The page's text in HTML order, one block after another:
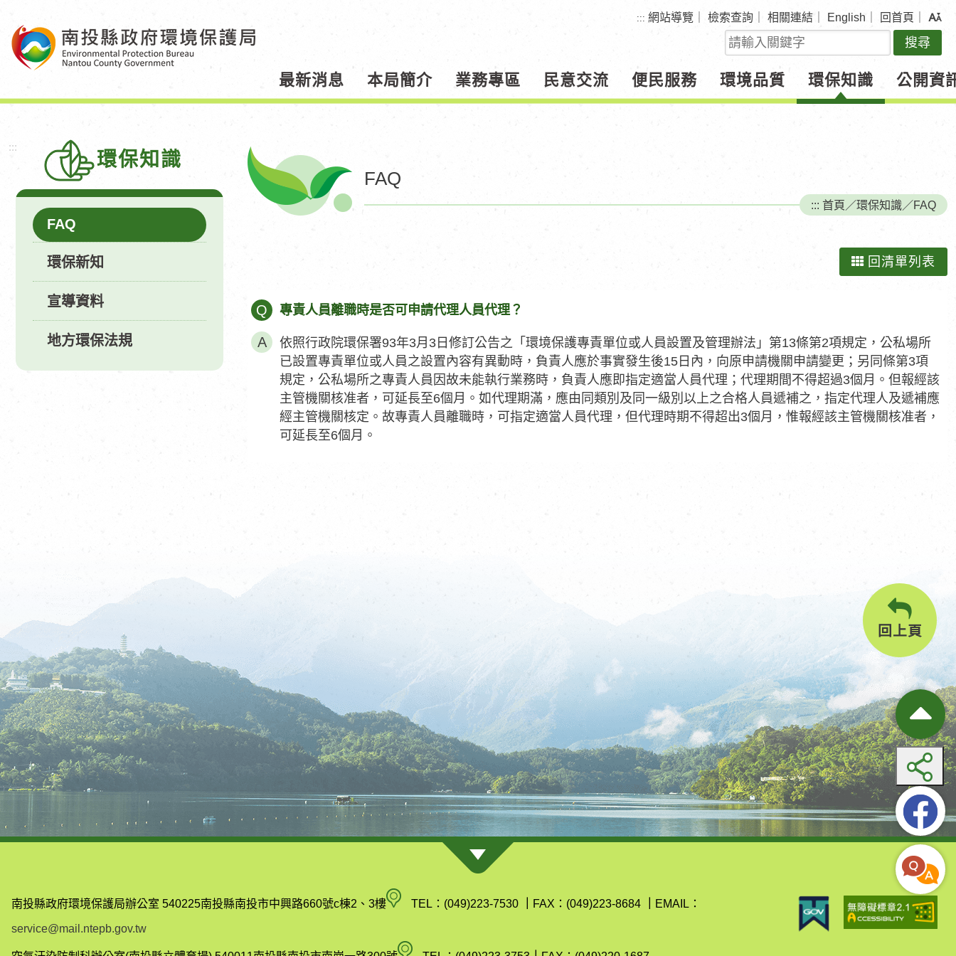
主
容
塊
::: 網站導覽 檢索查詢 相關連結 English 回首頁
關
鍵
字
查
詢
最新消息 本局簡介 業務專區 民意交流 便民服務 環境品質 環保知識 公開資
:::
環保知識
FAQ
環保新知
宣導資料
地方環保法規
FAQ
::: 首頁 ／環保知識／FAQ
回清單列表
Q 專責人員離職時是否可申請代理人員代理？
依照行政院環保署93年3月3日修訂公告之「環境保護專責單位或人員設置及管理辦法」第13條第2項規定，公私場所
已設置專責單位或人員之設置內容有異動時，負責人應於事實發生後15日內，向原申請機關申請變更；另同條第3項
規定，公私場所之專責人員因故未能執行業務時，負責人應即指定適當人員代理；代理期間不得超過3個月。但報經該
主管機關核准者，可延長至6個月。如代理期滿，應由同類別及同一級別以上之合格人員遞補之，指定代理人及遞補應
經主管機關核定。故專責人員離職時，可指定適當人員代理，但代理時期不得超出3個月，惟報經該主管機關核准者，
可延長至6個月。
回上頁
南投縣政府環境保護局辦公室 540225南投縣南投市中興路660號c棟2、3樓南
縣
TEL：(049)223-7530 FAX：(049)223-8684 EMAIL：
service@mail.ntepb.gov.tw
空